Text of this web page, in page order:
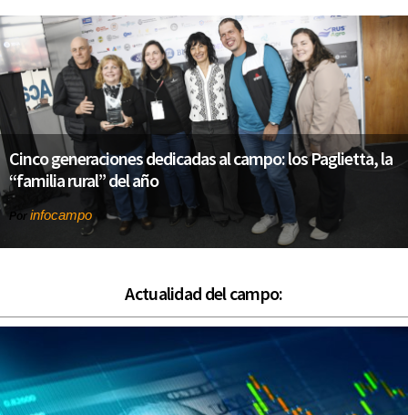
Cinco generaciones dedicadas al campo: los Paglietta, la
“familia rural” del año
Por infocampo
Actualidad del campo: